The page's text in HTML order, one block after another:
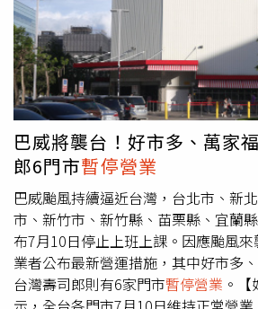
示「不要跟天氣硬拚才是最正確的決
全擺在營收前面很值得肯定」、「風
費」、「賈董真的是好老闆代表」，
與合作夥伴安全 暫停營業，比追求一
如此。由於白天風雨尚未明顯增強，
竹大遠百皆照常營業，不少市民趁著
內商場消磨時間。巨城表示，商場自
陸續進入，顯示不少民眾選擇改往室
指出，館內以餐廳及影城最受歡迎，
不少。不過，並非所有百貨都照常營
iFG遠雄廣場新竹店因應巴威颱風影響
營業，後續將視天候狀況再公布恢復
業的商場則表示，將持續密切關注颱
續增強，不排除提前閉館，相關調整
告。新竹市政府目前持續開設災害應
醒，巴威對新竹市影響最明顯的時間
至11日晚間，屆時可能出現10至11級
巴威將襲台！好市多、萬家
郎6門市暫停營業
巴威颱風持續逼近台灣，台北市、新
市、新竹市、新竹縣、苗栗縣、宜蘭
布7月10日停止上班上課。因應颱風
業者公布最新營運措施，其中好市多
台灣壽司郎則有6家門市暫停營業 。